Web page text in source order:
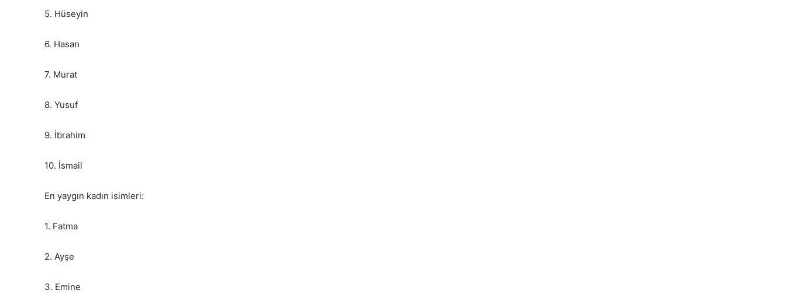
5. Hüseyin
6. Hasan
7. Murat
8. Yusuf
9. İbrahim
10. İsmail
En yaygın kadın isimleri:
1. Fatma
2. Ayşe
3. Emine